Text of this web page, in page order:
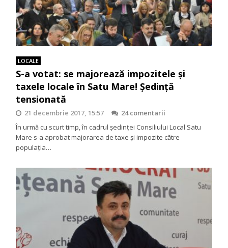
LOCALE
S-a votat: se majorează impozitele și
taxele locale în Satu Mare! Ședință
tensionată
21 decembrie 2017, 15:57
24 comentarii
În urmă cu scurt timp, în cadrul ședinței Consiliului Local Satu
Mare s-a aprobat majorarea de taxe şi impozite către
populaţia…